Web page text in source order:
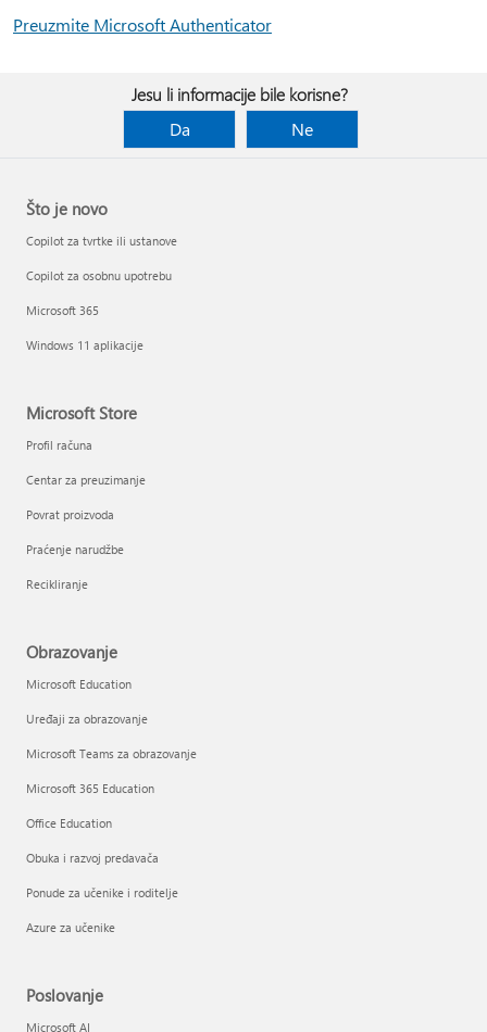
Preuzmite Microsoft Authenticator
Jesu li informacije bile korisne?
Da
Ne
Što je novo
Copilot za tvrtke ili ustanove
Copilot za osobnu upotrebu
Microsoft 365
Windows 11 aplikacije
Microsoft Store
Profil računa
Centar za preuzimanje
Povrat proizvoda
Praćenje narudžbe
Recikliranje
Obrazovanje
Microsoft Education
Uređaji za obrazovanje
Microsoft Teams za obrazovanje
Microsoft 365 Education
Office Education
Obuka i razvoj predavača
Ponude za učenike i roditelje
Azure za učenike
Poslovanje
Microsoft AI